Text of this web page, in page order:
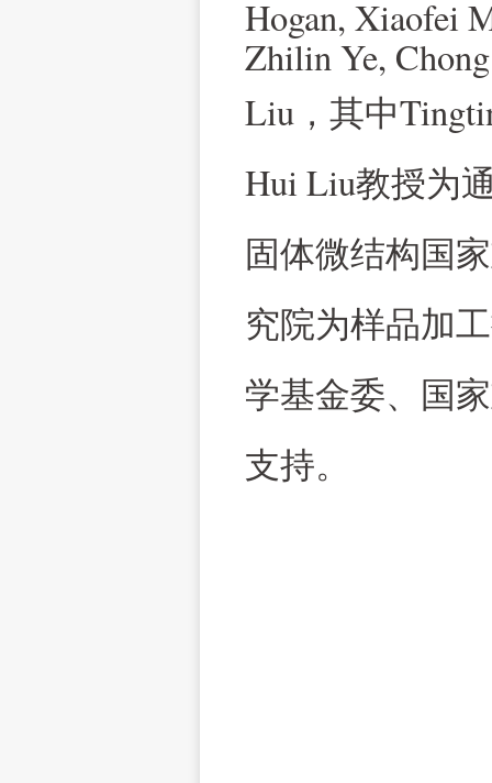
Hogan, Xiaofei
Zhilin Ye,
Liu ，其中
Hui Liu教授为
固体微结构国
究院为样品加
学基金委、国
支持。